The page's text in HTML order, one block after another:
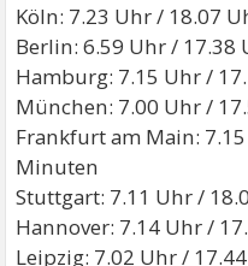
Köln: 7.23 Uhr / 18.07
Berlin: 6.59 Uhr / 17.38
Hamburg: 7.15 Uhr /
München: 7.00 Uhr /
Frankfurt am Main:
Minuten
Stuttgart: 7.11 Uhr /
Hannover: 7.14 Uhr /
Leipzig: 7.02 Uhr /